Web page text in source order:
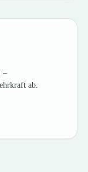
–
ab.